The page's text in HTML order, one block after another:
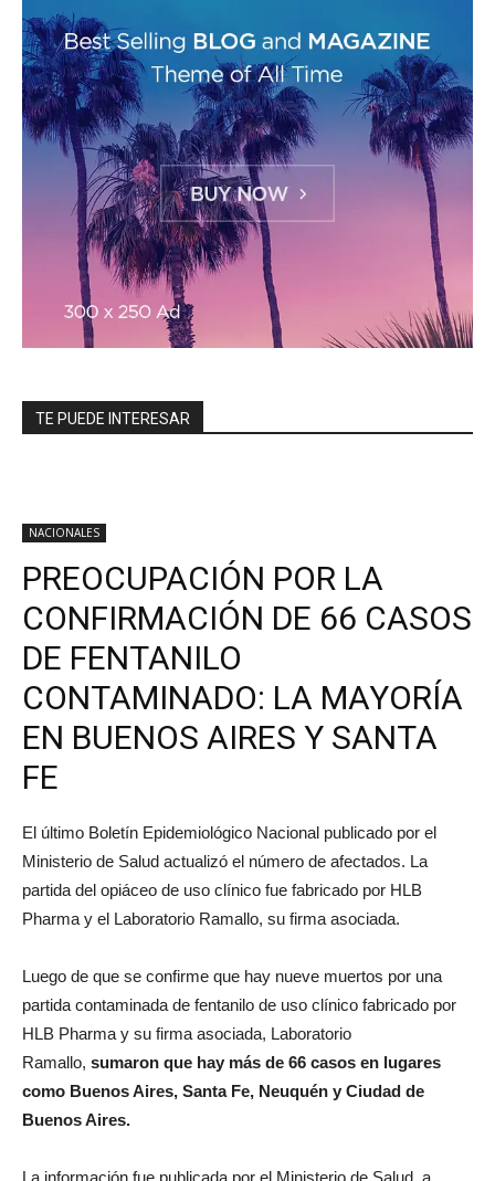
TE PUEDE INTERESAR